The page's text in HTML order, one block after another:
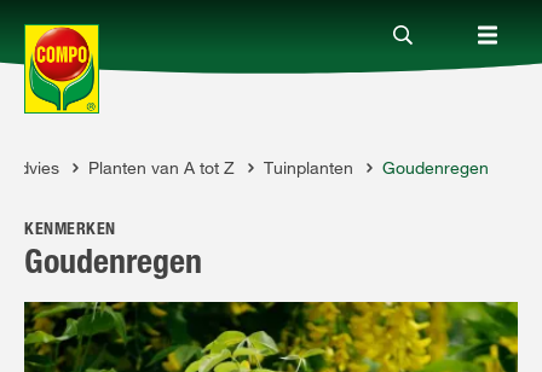
Producten
Advies
Thema's
Advies Planten van A tot Z Tuinplanten Goudenregen
KENMERKEN
Goudenregen